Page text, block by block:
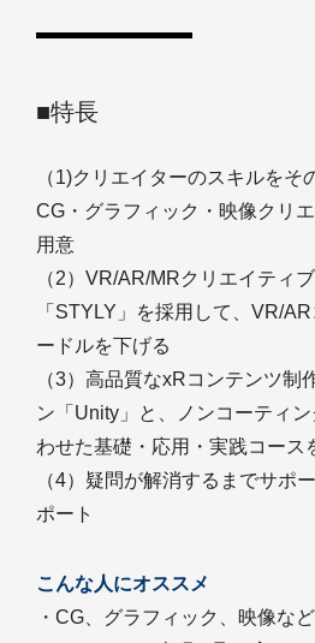
■特長
（1)クリエイターのスキルをそ
CG・グラフィック・映像クリ
用意
（2）VR/AR/MRクリエイティ
「STYLY」を採用して、VR/
ードルを下げる
（3）高品質なxRコンテンツ制
ン「Unity」と、ノンコーティ
わせた基礎・応用・実践コース
（4）疑問が解消するまでサポ
ポート
こんな人にオススメ
・CG、グラフィック、映像な